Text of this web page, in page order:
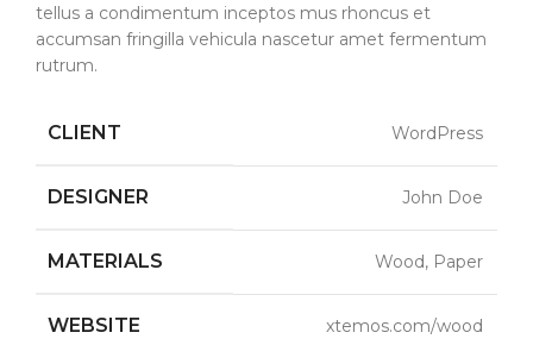
tellus a condimentum inceptos mus rhoncus et
accumsan fringilla vehicula nascetur amet fermentum
rutrum.
CLIENT WordPress
DESIGNER John Doe
MATERIALS Wood, Paper
WEBSITE xtemos.com/wood